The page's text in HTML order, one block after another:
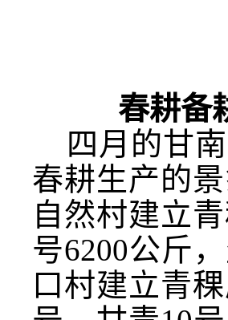
春耕备
四月的甘
春耕生产的
自然村建立
号6200公斤
口村建立青